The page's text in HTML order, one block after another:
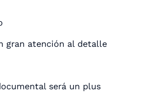
gran atención al detalle
será un plus